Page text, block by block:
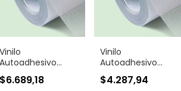
Vinilo
Autoadhesivo
Esmerilado Cristal
60 cm
$6.689,18
Vinilo
Autoadhesivo
Esmerilado Cristal
30 cm
$4.287,94